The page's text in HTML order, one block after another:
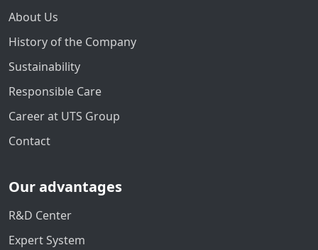
About Us
History of the Company
Sustainability
Responsible Care
Career at UTS Group
Contact
Our advantages
R&D Center
Expert System